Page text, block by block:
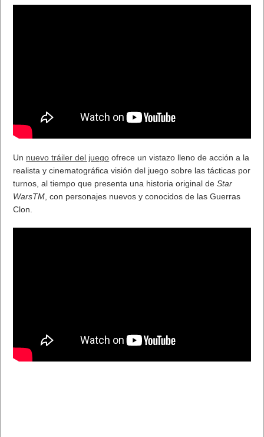
Un nuevo tráiler del juego ofrece un vistazo lleno de acción a la
realista y cinematográfica visión del juego sobre las tácticas por
turnos, al tiempo que presenta una historia original deStar
WarsTM , con personajes nuevos y conocidos de las Guerras
Clon.